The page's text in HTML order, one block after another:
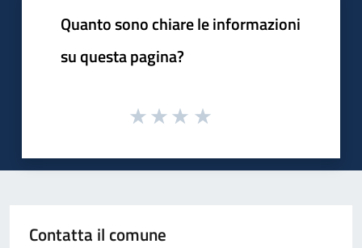
Quanto sono chiare le informazioni
su questa pagina?
Contatta il comune